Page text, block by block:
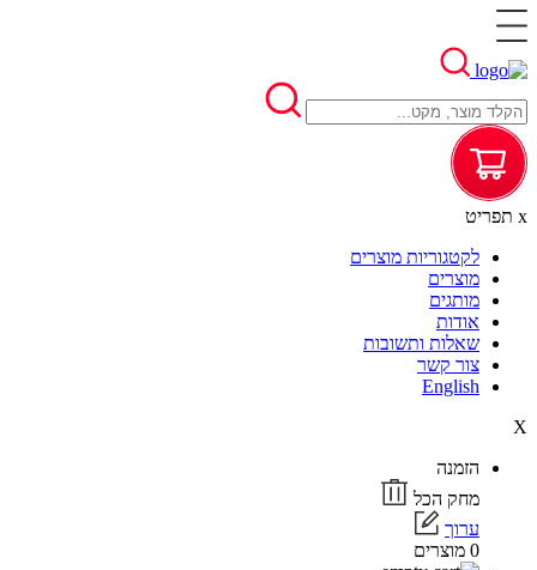
x תפריט
לקטגוריות מוצרים
מוצרים
מותגים
אודות
שאלות ותשובות
צור קשר
English
X
הזמנה
מחק הכל
ערוך
0 מוצרים